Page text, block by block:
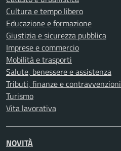
Cultura e tempo libero
Educazione e formazione
Giustizia e sicurezza pubblica
Imprese e commercio
Mobilità e trasporti
Salute, benessere e assistenza
Tributi, finanze e contravvenzioni
Turismo
Vita lavorativa
NOVITÀ